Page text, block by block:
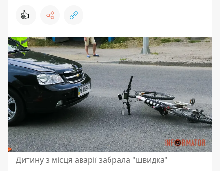
👍
Дитину з місця аварії забрала "швидка"